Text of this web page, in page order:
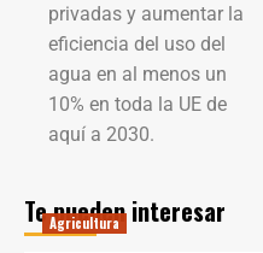
privadas y aumentar la
eficiencia del uso del
agua en al menos un
10% en toda la UE de
aquí a 2030.
Te pueden interesar
Agricultura